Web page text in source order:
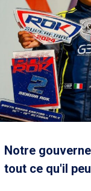
Notre
tout ce qu'il